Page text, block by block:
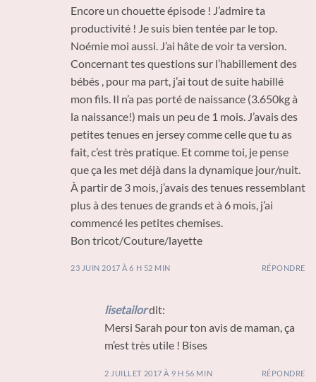
Encore un chouette épisode ! J’admire ta
productivité ! Je suis bien tentée par le top.
Noémie moi aussi. J’ai hâte de voir ta version.
Concernant tes questions sur l’habillement des
bébés , pour ma part, j’ai tout de suite habillé
mon fils. Il n’a pas porté de naissance (3.650kg à
la naissance!) mais un peu de 1 mois. J’avais des
petites tenues en jersey comme celle que tu as
fait, c’est très pratique. Et comme toi, je pense
que ça les met déjà dans la dynamique jour/nuit.
À partir de 3 mois, j’avais des tenues ressemblant
plus à des tenues de grands et à 6 mois, j’ai
commencé les petites chemises.
Bon tricot/Couture/layette
23 JUIN 2017 À 6 H 52 MIN RÉPONDRE
lisetailordit:
Mersi Sarah pour ton avis de maman, ça
m’est très utile ! Bises
2 JUILLET 2017 À 9 H 56 MIN RÉPONDRE